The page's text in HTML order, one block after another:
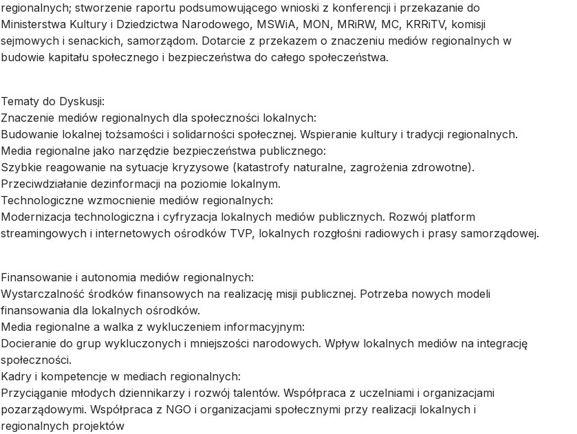
regionalnych; stworzenie raportu podsumowującego wnioski z konferencji i przekazanie do
Ministerstwa Kultury i Dziedzictwa Narodowego, MSWiA, MON, MRiRW, MC, KRRiTV, komisji
sejmowych i senackich, samorządom. Dotarcie z przekazem o znaczeniu mediów regionalnych w
budowie kapitału społecznego i bezpieczeństwa do całego społeczeństwa.
Tematy do Dyskusji:
Znaczenie mediów regionalnych dla społeczności lokalnych:
Budowanie lokalnej tożsamości i solidarności społecznej. Wspieranie kultury i tradycji regionalnych.
Media regionalne jako narzędzie bezpieczeństwa publicznego:
Szybkie reagowanie na sytuacje kryzysowe (katastrofy naturalne, zagrożenia zdrowotne).
Przeciwdziałanie dezinformacji na poziomie lokalnym.
Technologiczne wzmocnienie mediów regionalnych:
Modernizacja technologiczna i cyfryzacja lokalnych mediów publicznych. Rozwój platform
streamingowych i internetowych ośrodków TVP, lokalnych rozgłośni radiowych i prasy samorządowej.
Finansowanie i autonomia mediów regionalnych:
Wystarczalność środków finansowych na realizację misji publicznej. Potrzeba nowych modeli
finansowania dla lokalnych ośrodków.
Media regionalne a walka z wykluczeniem informacyjnym:
Docieranie do grup wykluczonych i mniejszości narodowych. Wpływ lokalnych mediów na integrację
społeczności.
Kadry i kompetencje w mediach regionalnych:
Przyciąganie młodych dziennikarzy i rozwój talentów. Współpraca z uczelniami i organizacjami
pozarządowymi. Współpraca z NGO i organizacjami społecznymi przy realizacji lokalnych i
regionalnych projektów